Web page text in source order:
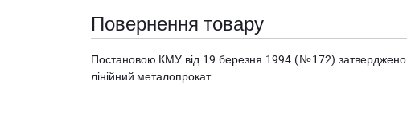
Повернення товару
Постановою КМУ від 19 березня 1994 (№172) затверджено
лінійний металопрокат.